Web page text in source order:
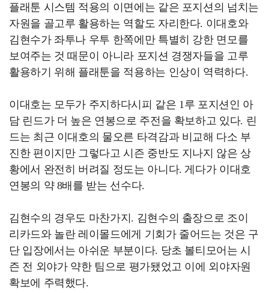
플래툰 시스템 적용의 이면에는 같은 포지션의 넘치는
자원을 골고루 활용하는 역할도 자리한다. 이대호와
김현수가 좌투나 우투 한쪽에만 특별히 강한 면모를
보여주는 것 때문이 아니라 포지션 경쟁자들을 고루
활용하기 위해 플래툰을 적용하는 인상이 역력하다.
이대호는 모두가 주지하다시피 같은 1루 포지션인 아
담 린드가 더 높은 연봉으로 주전을 확보하고 있다. 린
드는 최근 이대호의 물오른 타격감과 비교해 다소 부
진한 편이지만 그렇다고 시즌 중반도 지나지 않은 상
황에서 완전히 버려질 정도는 아니다. 게다가 이대호
연봉의 약 8배를 받는 선수다.
김현수의 경우도 마찬가지. 김현수의 출장으로 조이
리카드와 놀란 레이몰드에게 기회가 줄어드는 것은 구
단 입장에서는 아쉬운 부분이다. 당초 볼티모어는 시
즌 전 외야가 약한 팀으로 평가됐었고 이에 외야자원
확보에 주력했다.